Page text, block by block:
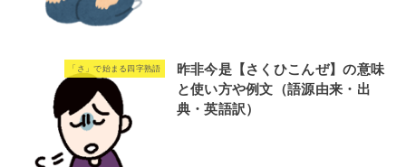
「さ」で始まる四字熟語
昨非今是【さくひこんぜ】の意味
と使い方や例文（語源由来・出
典・英語訳）